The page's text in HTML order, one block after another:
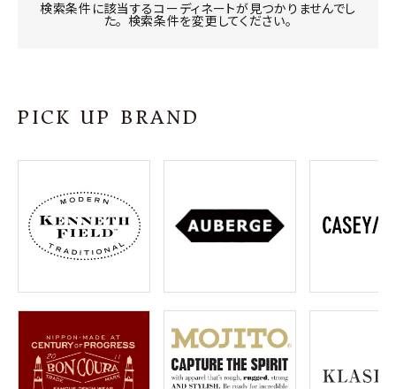
INFORMATION
ご利用ガイド
プライバシーポリシー
特定商取引法について
お問い合わせ
OFFICIAL WEB SITE
ACCOUNT MENU
ようこそ ゲスト 様
検索条件に該当するコーディネートが見つかりませんでし
た。 検索条件を変更してください。
PICK UP BRAND